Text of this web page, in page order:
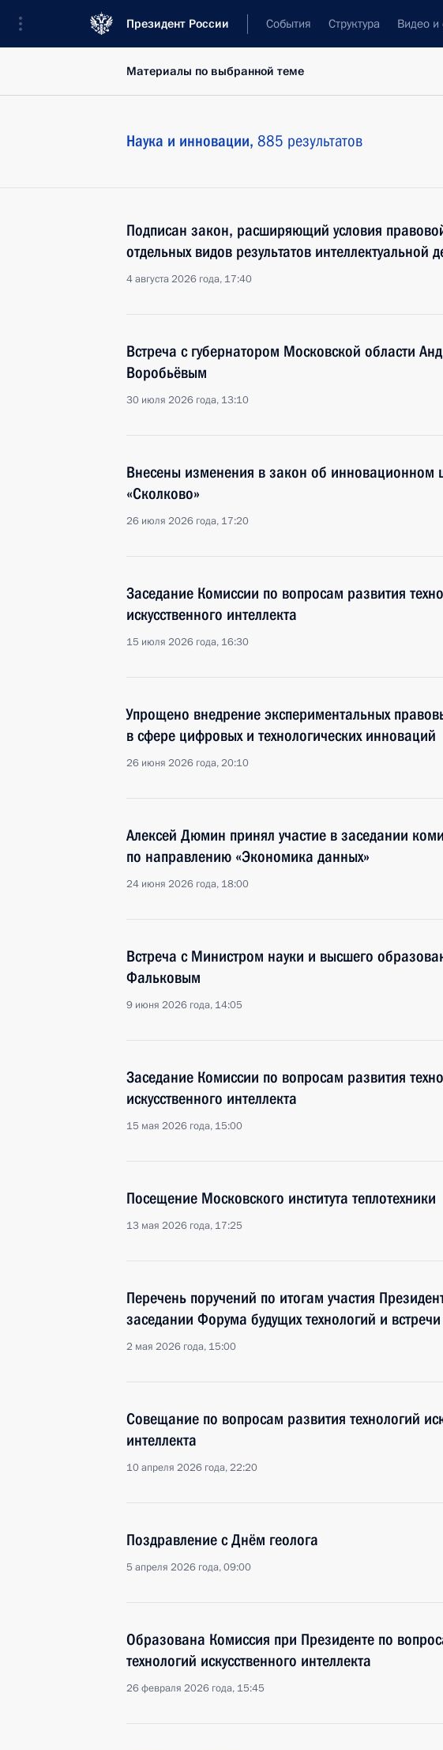
Президент России События Структура Видео и
Материалы по выбранной теме
Наука и инновации, 885 результатов
Подписан закон, расширяющий условия
отдельных видов результатов интеллектуальной
4 августа 2026 года, 17:40
Встреча с губернатором Московской области
Воробьёвым
30 июля 2026 года, 13:10
Внесены изменения в закон об инновационном
«Сколково»
26 июля 2026 года, 17:20
Заседание Комиссии по вопросам развития
искусственного интеллекта
15 июля 2026 года, 16:30
Упрощено внедрение экспериментальных
в сфере цифровых и технологических инноваций
26 июня 2026 года, 20:10
Алексей Дюмин принял участие в заседании
по направлению «Экономика данных»
24 июня 2026 года, 18:00
Встреча с Министром науки и высшего
Фальковым
9 июня 2026 года, 14:05
Заседание Комиссии по вопросам развития
искусственного интеллекта
15 мая 2026 года, 15:00
Посещение Московского института теплотехники
13 мая 2026 года, 17:25
Перечень поручений по итогам участия
заседании Форума будущих технологий и
2 мая 2026 года, 15:00
Совещание по вопросам развития технологий
интеллекта
10 апреля 2026 года, 22:20
Поздравление с Днём геолога
5 апреля 2026 года, 09:00
Образована Комиссия при Президенте по
технологий искусственного интеллекта
26 февраля 2026 года, 15:45